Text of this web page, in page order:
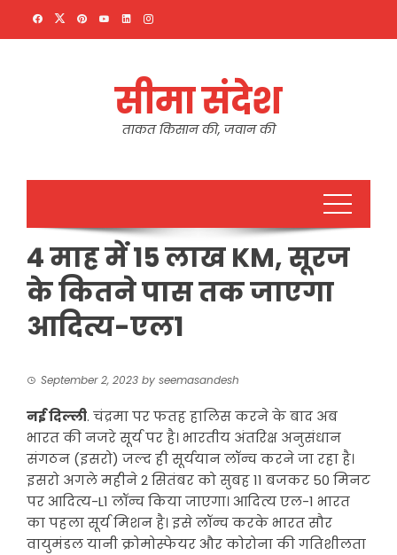
सीमा संदेश
ताकत किसान की, जवान की
4 माह में 15 लाख KM, सूरज
के कितने पास तक जाएगा
आदित्य-एल1
September 2, 2023 by seemasandesh
नई दिल्ली. चंद्रमा पर फतह हालिस करने के बाद अब
भारत की नजरे सूर्य पर है। भारतीय अंतरिक्ष अनुसंधान
संगठन (इसरो) जल्द ही सूर्ययान लॉन्च करने जा रहा है।
इसरो अगले महीने 2 सितंबर को सुबह 11 बजकर 50 मिनट
पर आदित्य-L1 लॉन्च किया जाएगा। आदित्य एल-1 भारत
का पहला सूर्य मिशन है। इसे लॉन्च करके भारत सौर
वायुमंडल यानी क्रोमोस्फेयर और कोरोना की गतिशीलता